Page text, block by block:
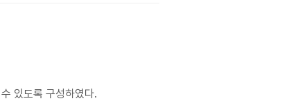
있도록 구성하였다.